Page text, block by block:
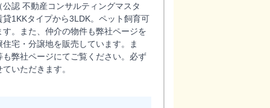
認 不動産コンサルティングマスタ
1KKタイプから3LDK。ペット飼育可
。また、仲介の物件も弊社ページを
宅・分譲地を販売しています。ま
弊社ページにてご覧ください。必ず
いただきます。